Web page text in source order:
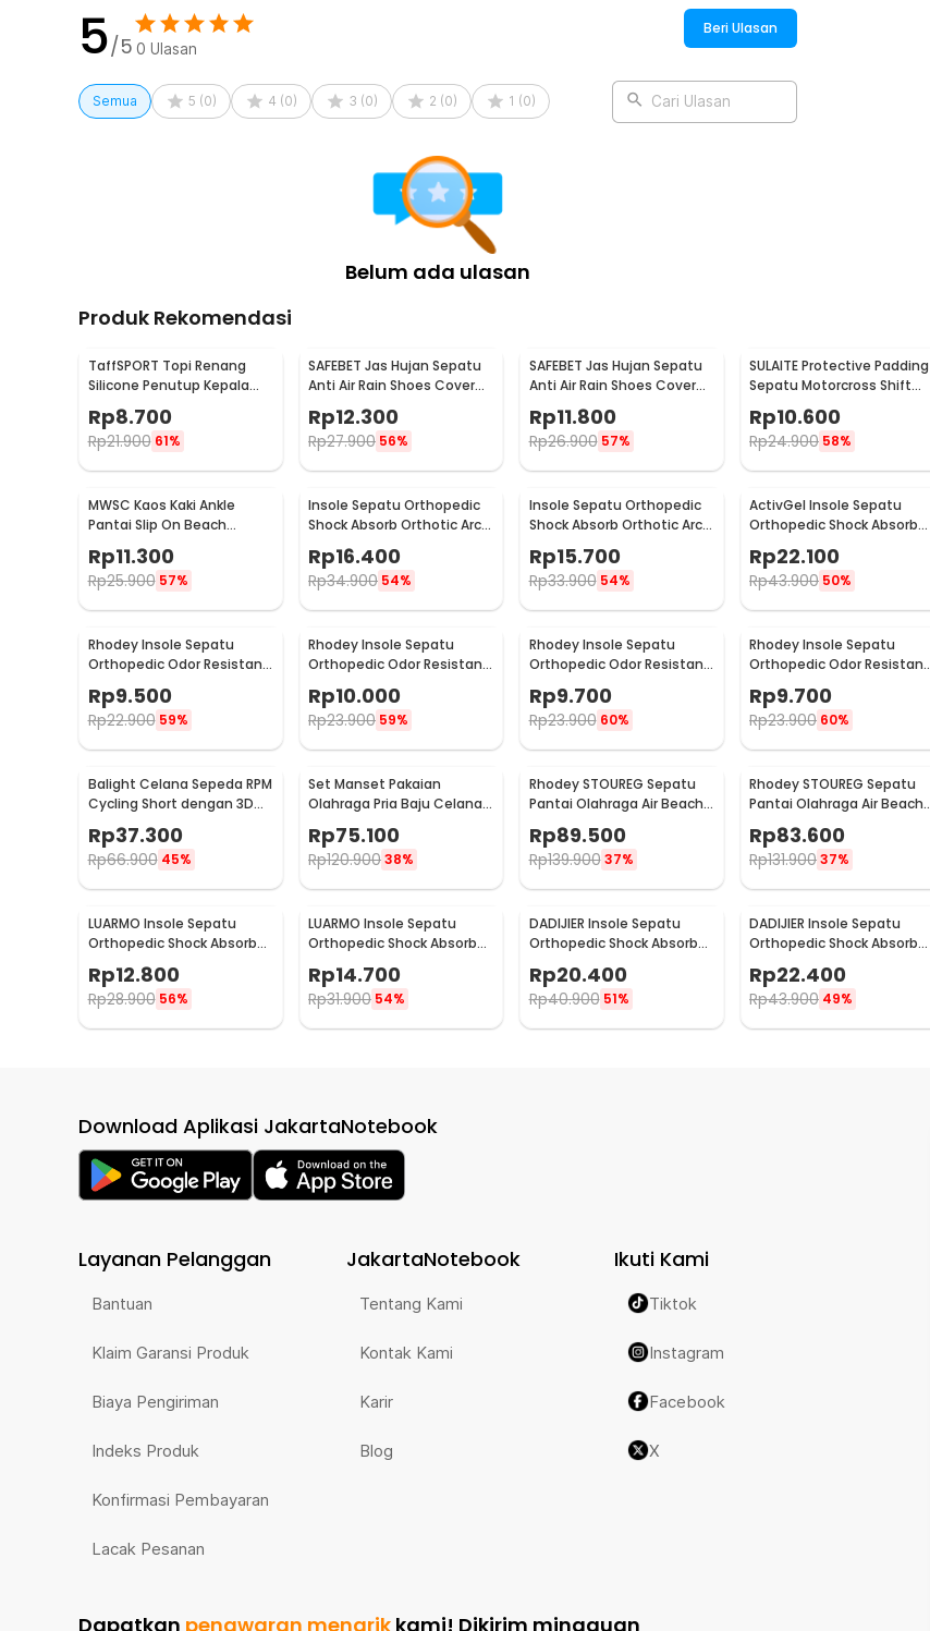
5/5 0 Ulasan
Beri Ulasan
Semua 5 (0) 4 (0) 3 (0) 2 (0) 1 (0) Cari Ulasan
Belum ada ulasan
Produk Rekomendasi
TaffSPORT Topi Renang
Silicone Penutup Kepala
Swim Cap Dewasa - SX01
Rp8.700
Rp21.900 61%
SAFEBET Jas Hujan Sepatu
Anti Air Rain Shoes Cover
PVC Non Slip Strap M 37-39
- H-101
Rp12.300
Rp27.900 56%
SAFEBET Jas Hujan Sepatu
Anti Air Rain Shoes Cover
PVC Non Slip Strap XL 42-43
- H-101
Rp11.800
Rp26.900 57%
SULAITE Protective Padding
Sepatu Motorcross Shift
Pad 1 PCS - GT-106
Rp10.600
Rp24.900 58%
MWSC Kaos Kaki Ankle
Pantai Slip On Beach
Slippers Wanita M - XH802
Rp11.300
Rp25.900 57%
Insole Sepatu Orthopedic
Shock Absorb Orthotic Arch
Gel Foam S - ZYD17
Rp16.400
Rp34.900 54%
Insole Sepatu Orthopedic
Shock Absorb Orthotic Arch
Gel Foam L - ZYD17
Rp15.700
Rp33.900 54%
ActivGel Insole Sepatu
Orthopedic Shock Absorb
Silicone Gel S
Rp22.100
Rp43.900 50%
Rhodey Insole Sepatu
Orthopedic Odor Resistant
EVA Foam 39 - Y3Y27
Rp9.500
Rp22.900 59%
Rhodey Insole Sepatu
Orthopedic Odor Resistant
EVA Foam 40 - Y3Y27
Rp10.000
Rp23.900 59%
Rhodey Insole Sepatu
Orthopedic Odor Resistant
EVA Foam 41 - Y3Y27
Rp9.700
Rp23.900 60%
Rhodey Insole Sepatu
Orthopedic Odor Resistant
EVA Foam 42 - Y3Y27
Rp9.700
Rp23.900 60%
Balight Celana Sepeda RPM
Cycling Short dengan 3D
Padded Sponge L - CK01
Rp37.300
Rp66.900 45%
Set Manset Pakaian
Olahraga Pria Baju Celana
XL - K002
Rp75.100
Rp120.90038%
Rhodey STOUREG Sepatu
Pantai Olahraga Air Beach
Shoes 42 - 6688
Rp89.500
Rp139.900 37%
Rhodey STOUREG Sepatu
Pantai Olahraga Air Beach
Shoes 43 - 6688
Rp83.600
Rp131.90037%
LUARMO Insole Sepatu
Orthopedic Shock Absorb
Cushioned EVA Foam M - L3
Rp12.800
Rp28.900 56%
LUARMO Insole Sepatu
Orthopedic Shock Absorb
Cushioned EVA Foam L - L3
Rp14.700
Rp31.900 54%
DADIJIER Insole Sepatu
Orthopedic Shock Absorb
Silicone Gel M - KYL
Rp20.400
Rp40.900 51%
DADIJIER Insole Sepatu
Orthopedic Shock Absorb
Silicone Gel L - KYL
Rp22.400
Rp43.900 49%
Download Aplikasi JakartaNotebook
Layanan Pelanggan
Bantuan
Klaim Garansi Produk
Biaya Pengiriman
Indeks Produk
Konfirmasi Pembayaran
Lacak Pesanan
JakartaNotebook
Tentang Kami
Kontak Kami
Karir
Blog
Ikuti Kami
Tiktok
Instagram
Facebook
X
Dapatkan penawaran menarik kami! Dikirim mingguan